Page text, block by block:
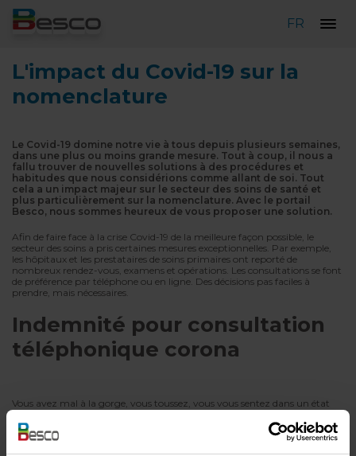
FR
L'impact du Covid-19 sur la
nomenclature
Le Covid-19 domine notre vie à tous depuis plusieurs semaines,
dans une plus ou moins grande mesure. Tout à coup, il nous a
fallu trouver de nouvelles solutions à des procédures et
habitudes que nous considérions comme allant de soi. Tout
cela a un impact majeur sur le secteur des soins de santé et
plus particulièrement sur la nomenclature. Avec le portail
Besco, nous sommes heureux de vous proposer une solution.
Afin de faire face à la crise Covid-19 de la meilleure façon possible, le
secteur des soins a pris certaines mesures exceptionnelles. Par exemple,
les hôpitaux et les prestataires de soins primaires ont reporté de
nombreux rendez-vous, examens et opérations. Les consultations se font
de préférence par téléphone ou en ligne. Des décisions pas faciles à
prendre, mais nécessaires.
Indemnité pour consultation
téléphonique corona
Vous avez mal à la gorge, vous toussez, vous vous sentez dans un état
appelez-le. Il déterminera, en fonction de vos symptômes, ce qu'il faut
faire. Mais tous ces appels mis bout à bout prennent beaucoup de temps